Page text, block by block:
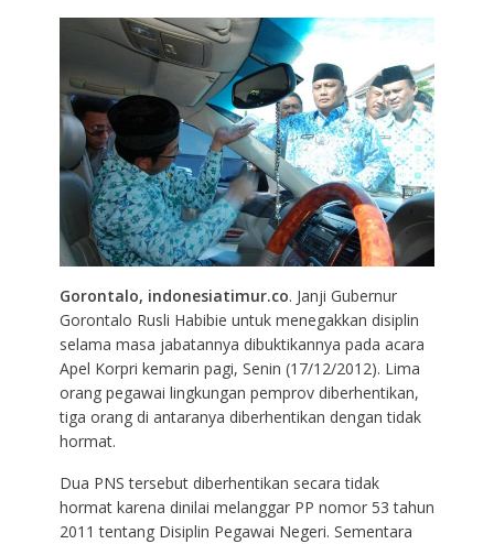
Gorontalo, indonesiatimur.co. Janji Gubernur
Gorontalo Rusli Habibie untuk menegakkan disiplin
selama masa jabatannya dibuktikannya pada acara
Apel Korpri kemarin pagi, Senin (17/12/2012). Lima
orang pegawai lingkungan pemprov diberhentikan,
tiga orang di antaranya diberhentikan dengan tidak
hormat.
Dua PNS tersebut diberhentikan secara tidak
hormat karena dinilai melanggar PP nomor 53 tahun
2011 tentang Disiplin Pegawai Negeri. Sementara